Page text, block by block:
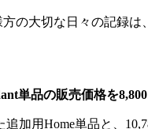
の大切な日々の記録
単品の販売価格を
加用Home単品と、